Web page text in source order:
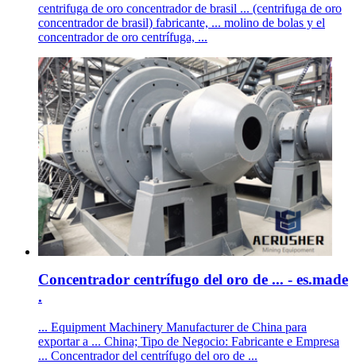
centrifuga de oro concentrador de brasil ... (centrifuga de oro
concentrador de brasil) fabricante, ... molino de bolas y el
concentrador de oro centrífuga, ...
Concentrador centrífugo del oro de ... - es.made
.
... Equipment Machinery Manufacturer de China para
exportar a ... China; Tipo de Negocio: Fabricante e Empresa
... Concentrador del centrífugo del oro de ...